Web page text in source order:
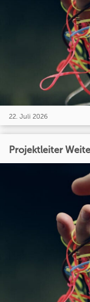
22. Juli 2026
Projektleiter